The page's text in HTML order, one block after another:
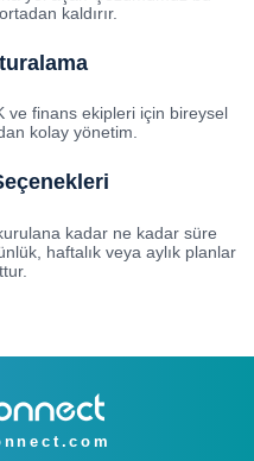
kaldırır.
ve finans ekipleri için bireysel
kolay yönetim.
kadar ne kadar süre
haftalık veya aylık planlar